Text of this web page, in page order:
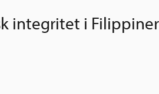
integritet i